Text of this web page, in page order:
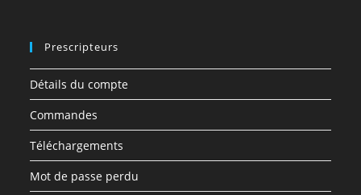
Prescripteurs
Détails du compte
Commandes
Téléchargements
Mot de passe perdu